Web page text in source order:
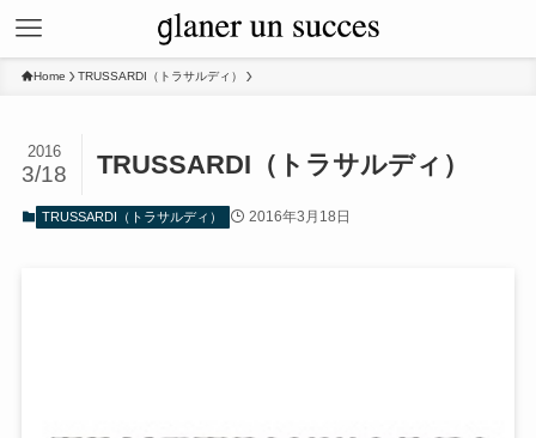
Home TRUSSARDI（トラサルディ）
TRUSSARDI（トラサルディ）
2016
3/18
TRUSSARDI（トラサルディ） 2016年3月18日